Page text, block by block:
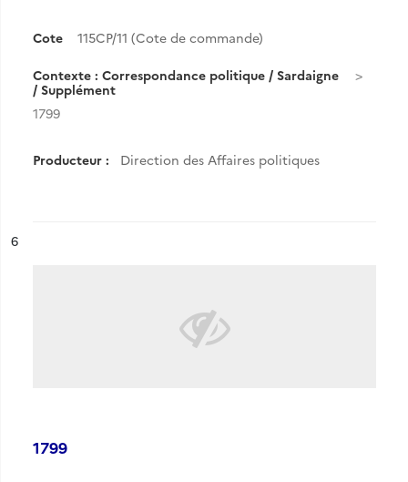
Cote 115CP/11 (Cote de commande)
Contexte : Correspondance politique / Sardaigne
/ Supplément
1799
Producteur : Direction des Affaires politiques
n°
6
1799